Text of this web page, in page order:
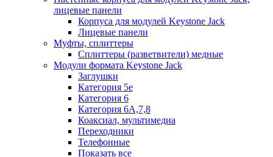
лицевые панели
Корпуса для модулей Keystone Jack
Лицевые панели
Муфты, сплиттеры
Сплиттеры (разветвители) медные
Модули формата Keystone Jack
Заглушки
Категория 5е
Категория 6
Категория 6А,7,8
Коаксиал, мультимедиа
Переходники
Телефонные
Показать все